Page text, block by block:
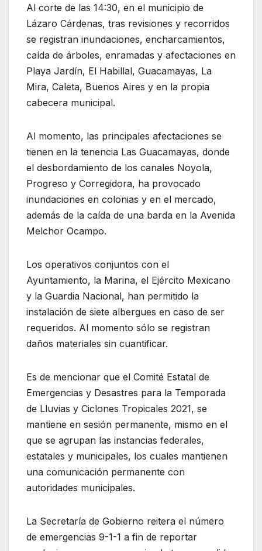
Al corte de las 14:30, en el municipio de
Lázaro Cárdenas, tras revisiones y recorridos
se registran inundaciones, encharcamientos,
caída de árboles, enramadas y afectaciones en
Playa Jardín, El Habillal, Guacamayas, La
Mira, Caleta, Buenos Aires y en la propia
cabecera municipal.
Al momento, las principales afectaciones se
tienen en la tenencia Las Guacamayas, donde
el desbordamiento de los canales Noyola,
Progreso y Corregidora, ha provocado
inundaciones en colonias y en el mercado,
además de la caída de una barda en la Avenida
Melchor Ocampo.
Los operativos conjuntos con el
Ayuntamiento, la Marina, el Ejército Mexicano
y la Guardia Nacional, han permitido la
instalación de siete albergues en caso de ser
requeridos. Al momento sólo se registran
daños materiales sin cuantificar.
Es de mencionar que el Comité Estatal de
Emergencias y Desastres para la Temporada
de Lluvias y Ciclones Tropicales 2021, se
mantiene en sesión permanente, mismo en el
que se agrupan las instancias federales,
estatales y municipales, los cuales mantienen
una comunicación permanente con
autoridades municipales.
La Secretaría de Gobierno reitera el número
de emergencias 9-1-1 a fin de reportar